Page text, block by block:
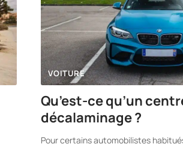
VOITURE
Qu’est-ce qu’un
décalaminage ?
Pour certains automobilistes